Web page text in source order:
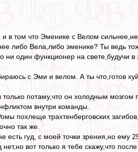
в том что Эменике с Велом
либо Вела,либо эменике? Ты ведь
ни один функционер на
с Эми и велом. А ты что,готов
потаму,что он холодным
внутри команды.
похлеще трахтенберговских
так же.
гуд, с моей точки зрения,но ему
вот только я тебе скажу,что